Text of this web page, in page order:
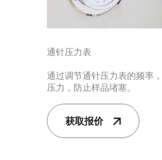
通针压力表
通过调节通针压力表的频率
压力，防止样品堵塞。
获取报价